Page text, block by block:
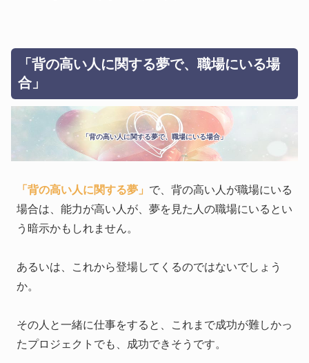
「背の高い人に関する夢で、職場にいる場
合」
「背の高い人に関する夢で、職場にいる場合」
「背の高い人に関する夢」 で、背の高い人が職場にいる
場合は、能力が高い人が、夢を見た人の職場にいるとい
う暗示かもしれません。
あるいは、これから登場してくるのではないでしょう
か。
その人と一緒に仕事をすると、これまで成功が難しかっ
たプロジェクトでも、成功できそうです。